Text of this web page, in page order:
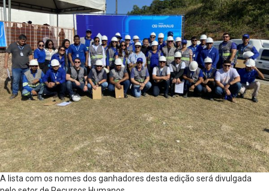
A lista com os nomes dos ganhadores desta edição será divulgada